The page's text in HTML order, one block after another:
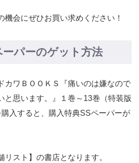
機会にぜひお買い求めください！
ーパーのゲット方法
カワＢＯＯＫＳ『痛いのは嫌なので
と思います。』１巻～13巻（特装版
入すると、購入特典SSペーパーが
リスト】の書店となります。